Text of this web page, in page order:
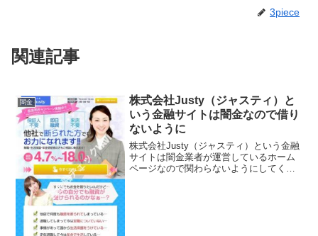
3piece
関連記事
闇金
株式会社Justy（ジャスティ）と
いう金融サイトは闇金なので借り
ないように
株式会社Justy（ジャスティ）という金融
サイトは闇金業者が運営しているホーム
ページなので関わらないようにしてくだ